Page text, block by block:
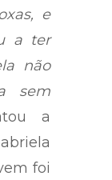
e
a ter
não
sem
a
foi